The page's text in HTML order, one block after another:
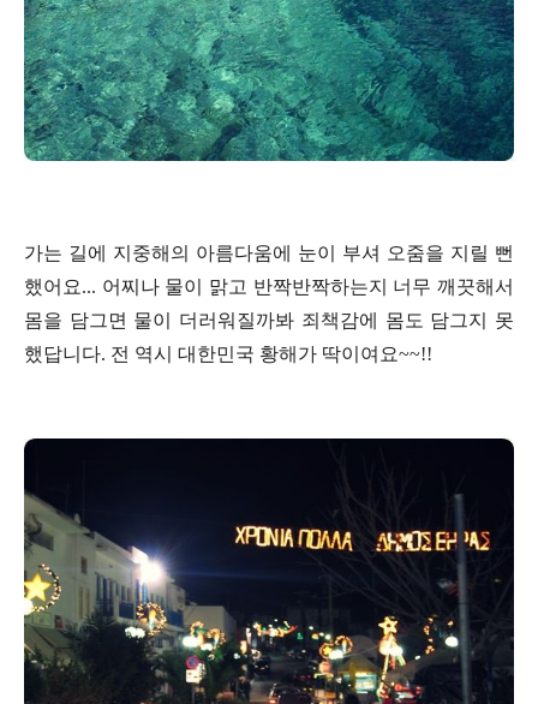
가는 길에 지중해의 아름다움에 눈이 부셔 오줌을 지릴 뻔
했어요... 어찌나 물이 맑고 반짝반짝하는지 너무 깨끗해서
몸을 담그면 물이 더러워질까봐 죄책감에 몸도 담그지 못
했답니다. 전 역시 대한민국 황해가 딱이여요~~!!